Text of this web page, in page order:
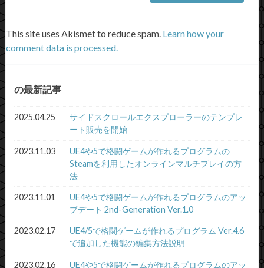
This site uses Akismet to reduce spam. Learn how your
comment data is processed.
の最新記事
2025.04.25
サイドスクロールエクスプローラーのテンプレ
ート販売を開始
2023.11.03
UE4や5で格闘ゲームが作れるプログラムの
Steamを利用したオンラインマルチプレイの方
法
2023.11.01
UE4や5で格闘ゲームが作れるプログラムのアッ
プデート 2nd-Generation Ver.1.0
2023.02.17
UE4/5で格闘ゲームが作れるプログラム Ver.4.6
で追加した機能の編集方法説明
2023.02.16
UE4や5で格闘ゲームが作れるプログラムのアッ